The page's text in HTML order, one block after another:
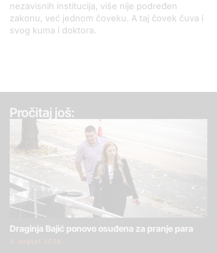
nezavisnih institucija, više nije podređen
zakonu, već jednom čoveku. A taj čovek čuva i
svog kuma i doktora.
Pročitaj još:
Draginja Bajić ponovo osuđena za pranje para
4. avgust 2026.